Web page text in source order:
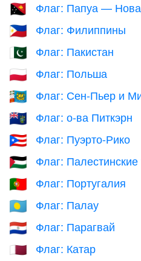
🇵🇬 Флаг: Папуа —
🇵🇭 Флаг: Филиппины
🇵🇰 Флаг: Пакистан
🇵🇱 Флаг: Польша
🇵🇲 Флаг: Сен-Пьер и
🇵🇳 Флаг: о-ва Питкэрн
🇵🇷 Флаг: Пуэрто-Рико
🇵🇸 Флаг: Палестинские
🇵🇹 Флаг: Португалия
🇵🇼 Флаг: Палау
🇵🇾 Флаг: Парагвай
🇶🇦 Флаг: Катар